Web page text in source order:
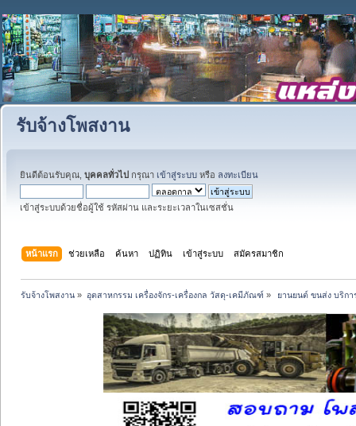
รับจ้างโพสงาน
ยินดีต้อนรับคุณ, บุคคลทั่วไป กรุณา เข้าสู่ระบบ หรือ ลงทะเบียน
เข้าสู่ระบบด้วยชื่อผู้ใช้ รหัสผ่าน และระยะเวลาในเซสชั่น
หน้าแรก ช่วยเหลือ ค้นหา ปฏิทิน เข้าสู่ระบบ สมัครสมาชิก
รับจ้างโพสงาน » อุตสาหกรรม เครื่องจักร-เครื่องกล วัสดุ-เคมีภัณฑ์ » ยานยนต์ ขนส่ง บริก